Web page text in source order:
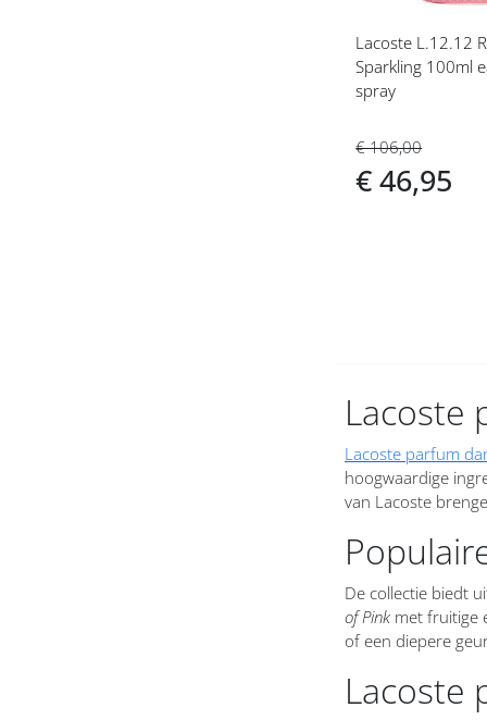
Lacoste L.12.12
Sparkling 100ml
spray
€ 106,00
€ 46,95
Lacoste
Lacoste parfum
hoogwaardige
van Lacoste
De collectie biedt
of Pinkmet fruitige
of een diepere
Lacoste